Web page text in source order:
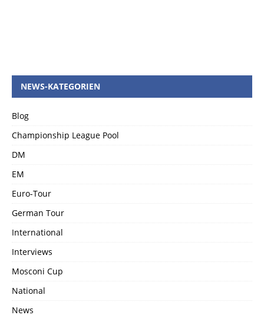
NEWS-KATEGORIEN
Blog
Championship League Pool
DM
EM
Euro-Tour
German Tour
International
Interviews
Mosconi Cup
National
News